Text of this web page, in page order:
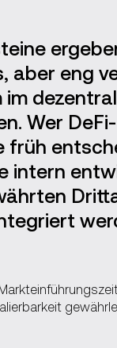
aber eng
im
Wer
früh
intern